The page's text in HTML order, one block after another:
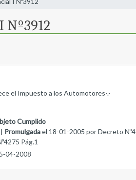
el Impuesto a los Automotores-.-
Cumplido
Promulgadael 18-01-2005 por Decreto Nº4
Pág.1
04-2008